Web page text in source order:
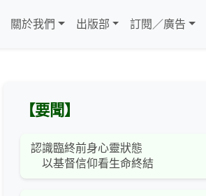
關於我們 出版部 訂閱／廣告
【要聞】
認識臨終前身心靈狀態
以基督信仰看生命終結